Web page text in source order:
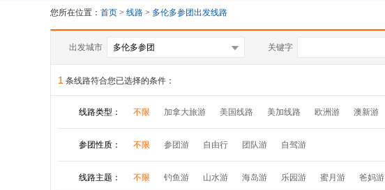
您所在位置： 首页 > 线路 > 多伦多参团出发线路
出发城市 关键字
1 条线路符合您已选择的条件：
线路类型： 不限 加拿大旅游 美国线路 美加线路 欧洲游 澳新游
参团性质： 不限 参团游 自由行 团队游 自驾游
线路主题： 不限 钓鱼游 山水游 海岛游 乐园游 蜜月游 爸妈游